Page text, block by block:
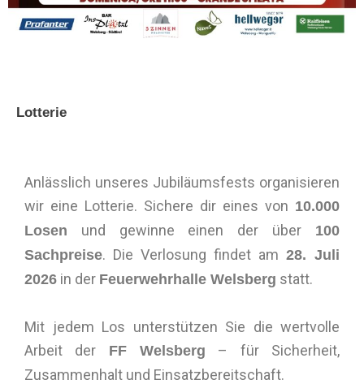
Lotterie
Anlässlich unseres Jubiläumsfests organisieren
wir eine Lotterie. Sichere dir eines von 10.000
Losen und gewinne einen der über 100
Sachpreise. Die Verlosung findet am 28. Juli
2026 in der Feuerwehrhalle Welsberg statt.
Mit jedem Los unterstützen Sie die wertvolle
Arbeit der FF Welsberg – für Sicherheit,
Zusammenhalt und Einsatzbereitschaft.